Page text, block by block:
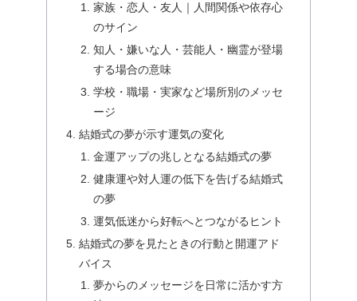
家族・恋人・友人｜人間関係や依存心
のサイン
知人・嫌いな人・芸能人・幽霊が登場
する場合の意味
学校・職場・実家など場所別のメッセ
ージ
結婚式の夢が示す運気の変化
金運アップの兆しとなる結婚式の夢
健康運や対人運の低下を告げる結婚式
の夢
運気低迷から好転へとつながるヒント
結婚式の夢を見たときの行動と開運アド
バイス
夢からのメッセージを日常に活かす方